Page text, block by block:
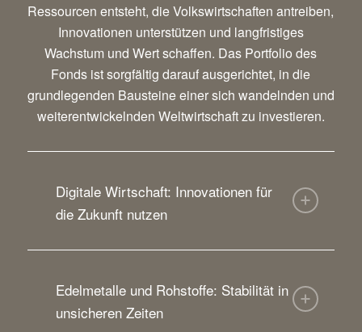
Ressourcen entsteht, die Volkswirtschaften antreiben,
Innovationen unterstützen und langfristiges
Wachstum und Wert schaffen. Das Portfolio des
Fonds ist sorgfältig darauf ausgerichtet, in die
grundlegenden Bausteine einer sich wandelnden und
weiterentwickelnden Weltwirtschaft zu investieren.
Digitale Wirtschaft: Innovationen für
die Zukunft nutzen
Edelmetalle und Rohstoffe: Stabilität in
unsicheren Zeiten